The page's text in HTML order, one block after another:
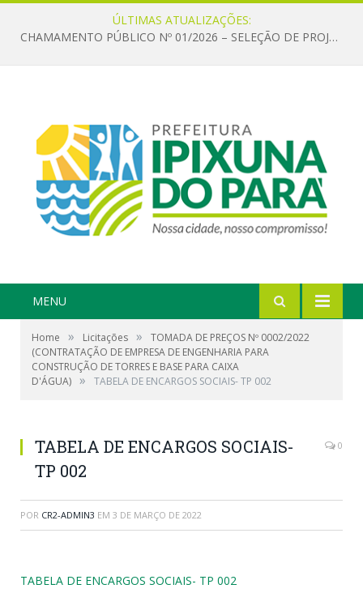
ÚLTIMAS ATUALIZAÇÕES:
CHAMAMENTO PÚBLICO Nº 01/2026 – SELEÇÃO DE PROJETOS PARA FIRMAR TERMO DE EXECUÇÃO CULTURAL COM RECURSOS DA POLÍTICA NACIONAL ALDIR BLANC DE FOMENTO À CULTURA – PNAB (LEI Nº 14.399/2022)
MENU
Home » Licitações »
TOMADA DE PREÇOS Nº 0002/2022
(CONTRATAÇÃO DE EMPRESA DE ENGENHARIA PARA
CONSTRUÇÃO DE TORRES E BASE PARA CAIXA
D'ÁGUA) » TABELA DE ENCARGOS SOCIAIS- TP 002
TABELA DE ENCARGOS SOCIAIS-
TP 002
0
POR CR2-ADMIN3 EM 3 DE MARÇO DE 2022
TABELA DE ENCARGOS SOCIAIS- TP 002